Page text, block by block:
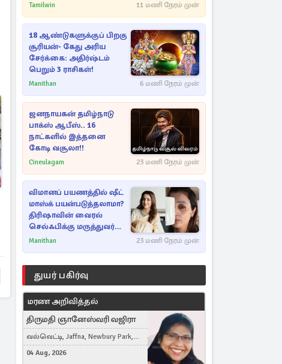
Tamilwin 11 மணி நேரம் முன்
18 ஆண்டுகளுக்குப் பிறகு
சூரியன்- கேது அரிய
சேர்க்கை: அதிர்ஷ்டம்
பெறும் 3 ராசிகள்!
Manithan 6 மணி நேரம் முன்
ஜனநாயகன் தமிழ்நாடு
பாக்ஸ் ஆபீஸ்.. 16
நாட்களில் இத்தனை
கோடி வசூலா!!
Cineulagam 23 மணி நேரம் முன்
விமானப் பயணத்தில் ஷீட்
மாஸ்க் பயன்படுத்தலாமா?
திரிஷாவின் வைரல்
செல்ஃபிக்கு மருத்துவர்
விளக்கம்
Manithan 23 மணி நேரம் முன்
துயர் பகிர்வு
மரண அறிவித்தல்
திருமதி ஞானேஸ்வரி வஜிரா
வல்வெட்டி, Jaffna, Newbury Park,
United Kingdom
04 Aug, 2026